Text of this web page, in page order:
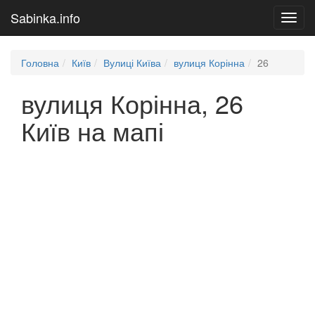
Sabinka.info
Головна Київ Вулиці Київа вулиця Корінна 26
вулиця Корінна, 26
Київ на мапі